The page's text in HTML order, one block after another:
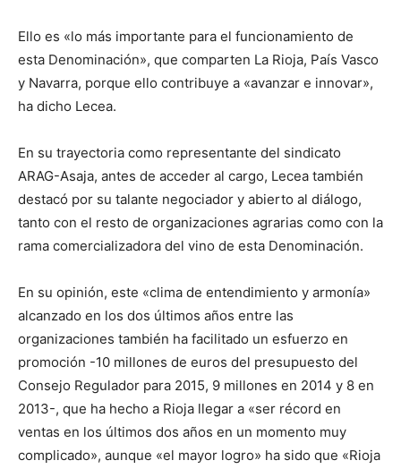
Ello es «lo más importante para el funcionamiento de
esta Denominación», que comparten La Rioja, País Vasco
y Navarra, porque ello contribuye a «avanzar e innovar»,
ha dicho Lecea.
En su trayectoria como representante del sindicato
ARAG-Asaja, antes de acceder al cargo, Lecea también
destacó por su talante negociador y abierto al diálogo,
tanto con el resto de organizaciones agrarias como con la
rama comercializadora del vino de esta Denominación.
En su opinión, este «clima de entendimiento y armonía»
alcanzado en los dos últimos años entre las
organizaciones también ha facilitado un esfuerzo en
promoción -10 millones de euros del presupuesto del
Consejo Regulador para 2015, 9 millones en 2014 y 8 en
2013-, que ha hecho a Rioja llegar a «ser récord en
ventas en los últimos dos años en un momento muy
complicado», aunque «el mayor logro» ha sido que «Rioja